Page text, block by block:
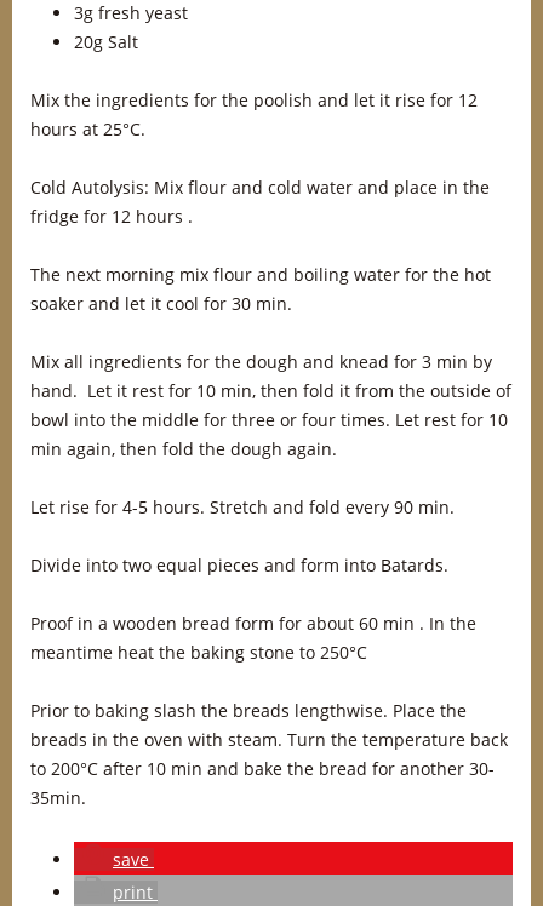
3g fresh yeast
20g Salt
Mix the ingredients for the poolish and let it rise for 12
hours at 25°C.
Cold Autolysis: Mix flour and cold water and place in the
fridge for 12 hours .
The next morning mix flour and boiling water for the hot
soaker and let it cool for 30 min.
Mix all ingredients for the dough and knead for 3 min by
hand. Let it rest for 10 min, then fold it from the outside of
bowl into the middle for three or four times. Let rest for 10
min again, then fold the dough again.
Let rise for 4-5 hours. Stretch and fold every 90 min.
Divide into two equal pieces and form into Batards.
Proof in a wooden bread form for about 60 min . In the
meantime heat the baking stone to 250°C
Prior to baking slash the breads lengthwise. Place the
breads in the oven with steam. Turn the temperature back
to 200°C after 10 min and bake the bread for another 30-
35min.
save
print